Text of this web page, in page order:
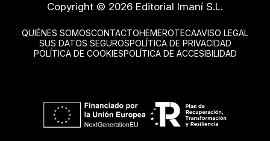
Copyright © 2026 Editorial Imaní S.L.
QUIÉNES SOMOSCONTACTOHEMEROTECAAVISO LEGAL
SUS DATOS SEGUROSPOLÍTICA DE PRIVACIDAD
POLÍTICA DE COOKIESPOLÍTICA DE ACCESIBILIDAD